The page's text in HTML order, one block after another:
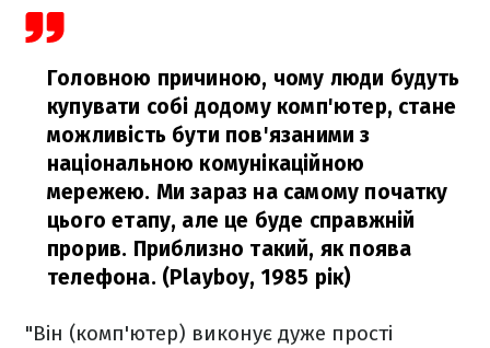
Головною причиною, чому люди будуть
купувати собі додому комп'ютер, стане
можливість бути пов'язаними з
національною комунікаційною
мережею. Ми зараз на самому початку
цього етапу, але це буде справжній
прорив. Приблизно такий, як поява
телефона. (Playboy, 1985 рік)
"Він (комп'ютер) виконує дуже прості